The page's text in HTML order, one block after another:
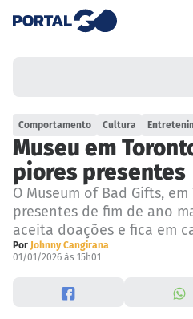
Comportamento Cultura
Museu em
piores presentes
O Museum of Bad Gifts,
presentes de fim de ano
aceita doações e fica em
Por Johnny Cangirana
01/01/2026 às 15h01